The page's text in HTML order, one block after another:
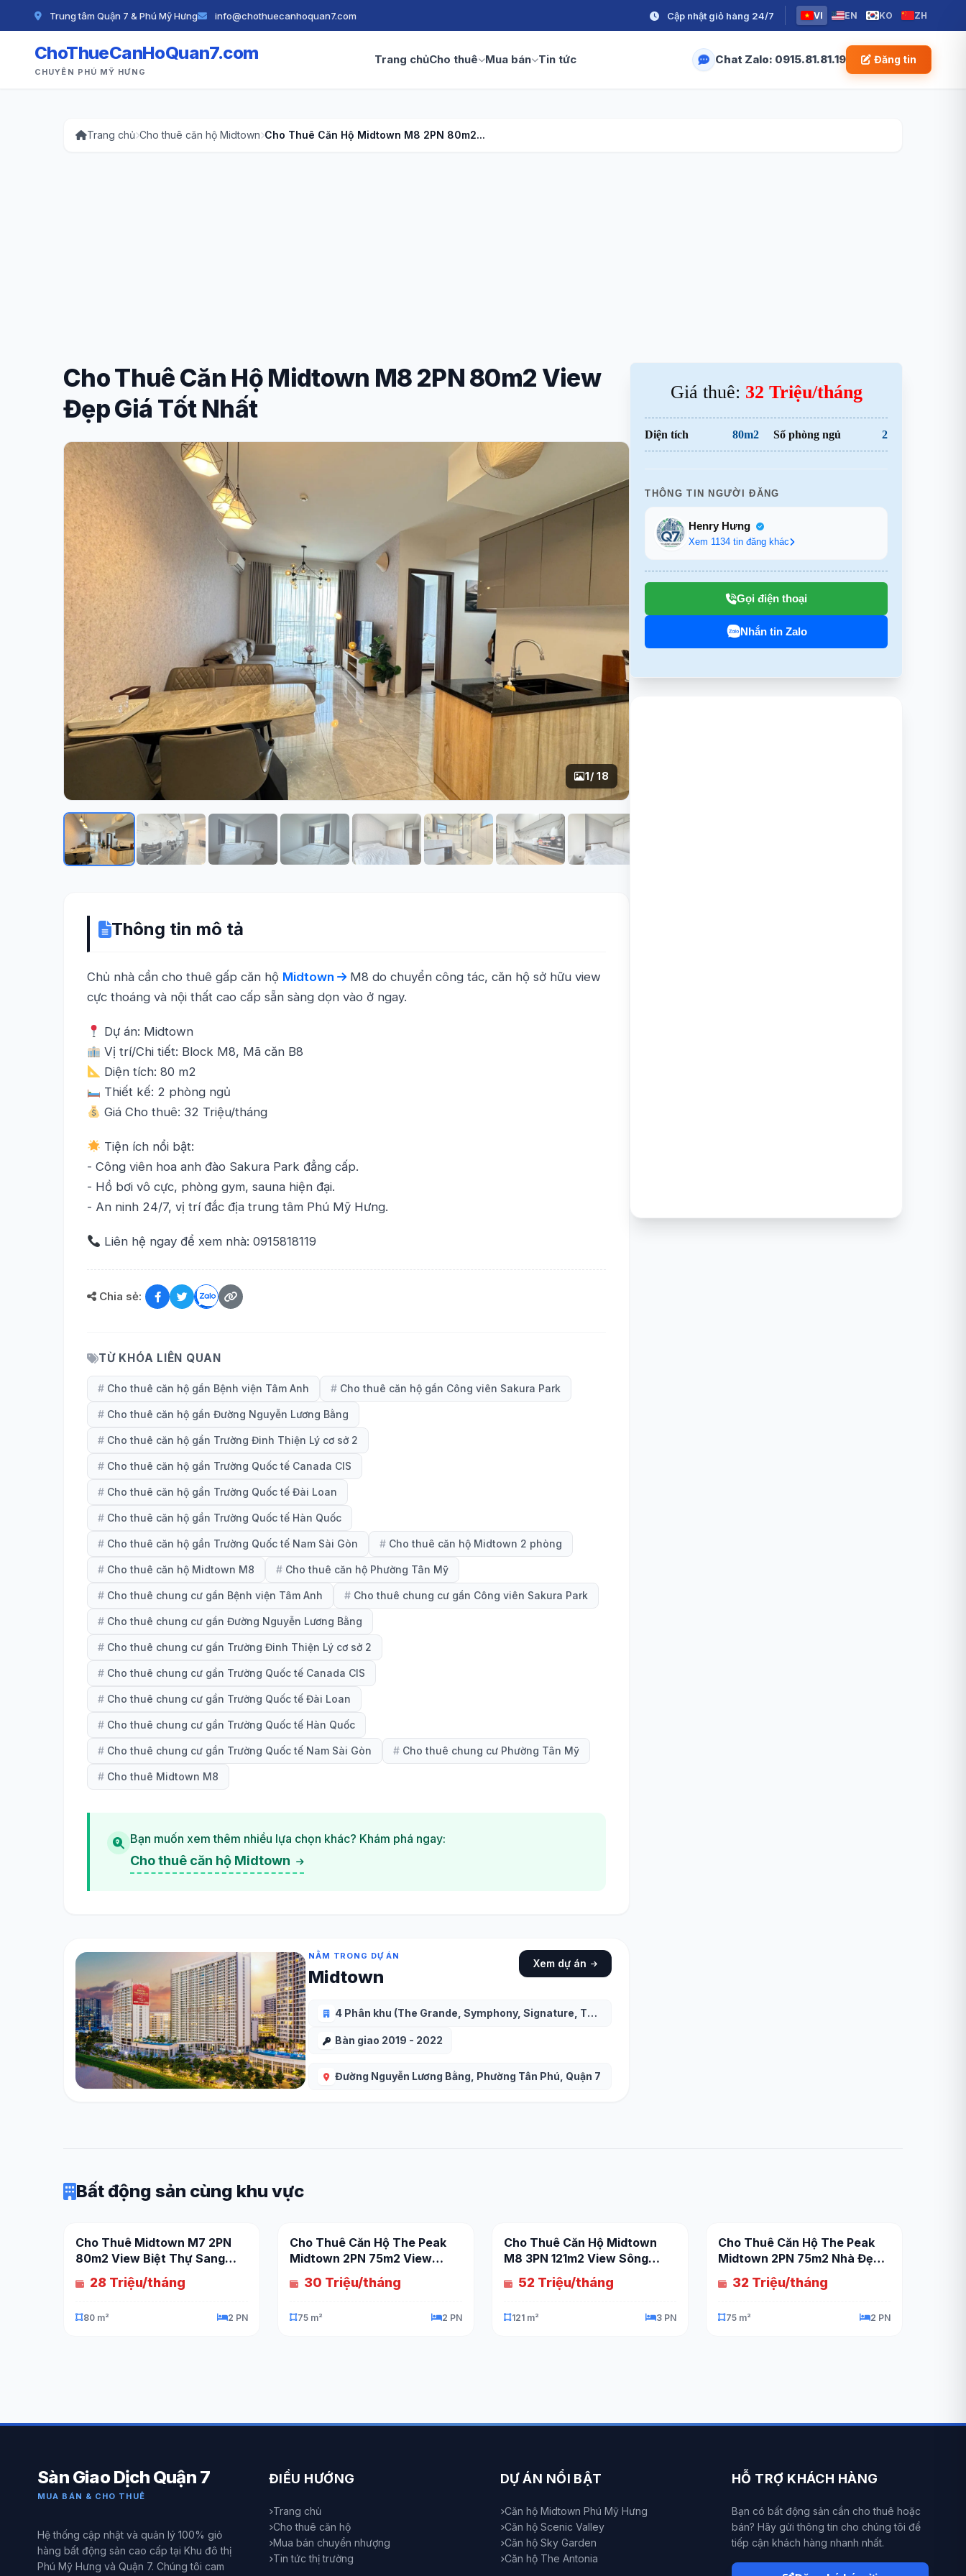
Trung tâm Quận 7 & Phú Mỹ Hưng info@chothuecanhoquan7.com Cập nhật giỏ hàng 24/7 VI EN KO ZH
ChoThueCanHoQuan7.com
CHUYÊN PHÚ MỸ HƯNG
Trang chủCho thuê Mua bán Tin tức Chat Zalo: 0915.81.81.19 Đăng tin
Trang chủ Cho thuê căn hộ Midtown Cho Thuê Căn Hộ Midtown M8 2PN 80m2...
Cho Thuê Căn Hộ Midtown M8 2PN 80m2 View
Đẹp Giá Tốt Nhất
1/ 18
Thông tin mô tả
Chủ nhà cần cho thuê gấp căn hộ Midtown
M8 do chuyển công tác, căn hộ sở hữu view
cực thoáng và nội thất cao cấp sẵn sàng dọn vào ở ngay.
Dự án: Midtown
Vị trí/Chi tiết: Block M8, Mã căn B8
Diện tích: 80 m2
Thiết kế: 2 phòng ngủ
Giá Cho thuê: 32 Triệu/tháng
Tiện ích nổi bật:
- Công viên hoa anh đào Sakura Park đẳng cấp.
- Hồ bơi vô cực, phòng gym, sauna hiện đại.
- An ninh 24/7, vị trí đắc địa trung tâm Phú Mỹ Hưng.
Liên hệ ngay để xem nhà: 0915818119
Chia sẻ:
TỪ KHÓA LIÊN QUAN
# Cho thuê căn hộ gần Bệnh viện Tâm Anh # Cho thuê căn hộ gần Công viên Sakura Park
# Cho thuê căn hộ gần Đường Nguyễn Lương Bằng
# Cho thuê căn hộ gần Trường Đinh Thiện Lý cơ sở 2
# Cho thuê căn hộ gần Trường Quốc tế Canada CIS
# Cho thuê căn hộ gần Trường Quốc tế Đài Loan
# Cho thuê căn hộ gần Trường Quốc tế Hàn Quốc
# Cho thuê căn hộ gần Trường Quốc tế Nam Sài Gòn # Cho thuê căn hộ Midtown 2 phòng
# Cho thuê căn hộ Midtown M8 # Cho thuê căn hộ Phường Tân Mỹ
# Cho thuê chung cư gần Bệnh viện Tâm Anh # Cho thuê chung cư gần Công viên Sakura Park
# Cho thuê chung cư gần Đường Nguyễn Lương Bằng
# Cho thuê chung cư gần Trường Đinh Thiện Lý cơ sở 2
# Cho thuê chung cư gần Trường Quốc tế Canada CIS
# Cho thuê chung cư gần Trường Quốc tế Đài Loan
# Cho thuê chung cư gần Trường Quốc tế Hàn Quốc
# Cho thuê chung cư gần Trường Quốc tế Nam Sài Gòn # Cho thuê chung cư Phường Tân Mỹ
# Cho thuê Midtown M8
Bạn muốn xem thêm nhiều lựa chọn khác? Khám phá ngay:
Cho thuê căn hộ Midtown
NẰM TRONG DỰ ÁN
Midtown
Xem dự án
4 Phân khu (The Grande, Symphony, Signature, The Peak)
Bàn giao 2019 - 2022
Đường Nguyễn Lương Bằng, Phường Tân Phú, Quận 7
Giá thuê: 32 Triệu/tháng
Diện tích 80m2 Số phòng ngủ 2
THÔNG TIN NGƯỜI ĐĂNG
Henry Hưng
Xem 1134 tin đăng khác
Gọi điện thoại
Nhắn tin Zalo
Bất động sản cùng khu vực
Cho Thuê Midtown M7 2PN
80m2 View Biệt Thự Sang
Trọng
28 Triệu/tháng
80 m² 2 PN
Cho Thuê Căn Hộ The Peak
Midtown 2PN 75m2 View
Đông Nam Tuyệt Đẹp
30 Triệu/tháng
75 m² 2 PN
Cho Thuê Căn Hộ Midtown
M8 3PN 121m2 View Sông
Trực Diện Đẳng Cấp
52 Triệu/tháng
121 m² 3 PN
Cho Thuê Căn Hộ The Peak
Midtown 2PN 75m2 Nhà Đẹp
Full Nội Thất
32 Triệu/tháng
75 m² 2 PN
Sàn Giao Dịch Quận 7
MUA BÁN & CHO THUÊ
Hệ thống cập nhật và quản lý 100% giỏ
hàng bất động sản cao cấp tại Khu đô thị
Phú Mỹ Hưng và Quận 7. Chúng tôi cam
ĐIỀU HƯỚNG
Trang chủ
Cho thuê căn hộ
Mua bán chuyển nhượng
Tin tức thị trường
DỰ ÁN NỔI BẬT
Căn hộ Midtown Phú Mỹ Hưng
Căn hộ Scenic Valley
Căn hộ Sky Garden
Căn hộ The Antonia
HỖ TRỢ KHÁCH HÀNG
Bạn có bất động sản cần cho thuê hoặc
bán? Hãy gửi thông tin cho chúng tôi để
tiếp cận khách hàng nhanh nhất.